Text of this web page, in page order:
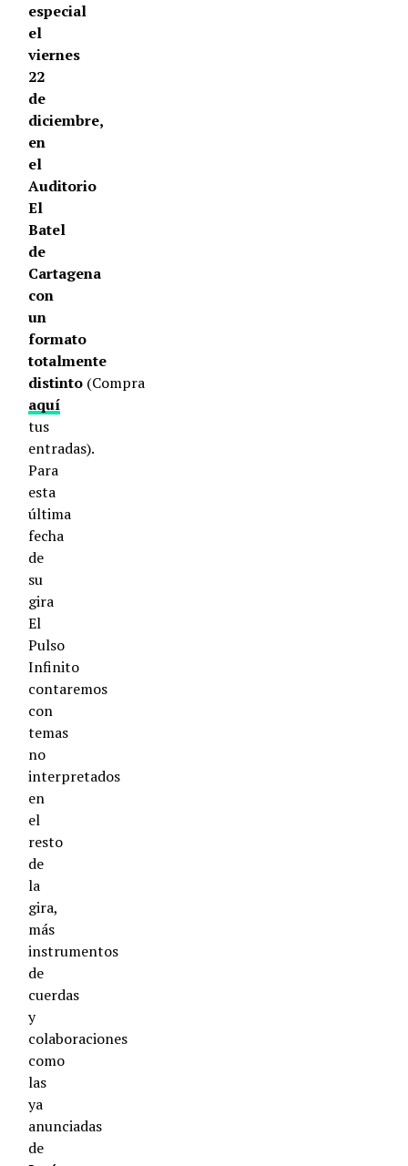
especial
el
viernes
22
de
diciembre,
en
el
Auditorio
El
Batel
de
Cartagena
con
un
formato
totalmente
distinto (Compra
aquí
tus
entradas).
Para
esta
última
fecha
de
su
gira
El
Pulso
Infinito
contaremos
con
temas
no
interpretados
en
el
resto
de
la
gira,
más
instrumentos
de
cuerdas
y
colaboraciones
como
las
ya
anunciadas
de